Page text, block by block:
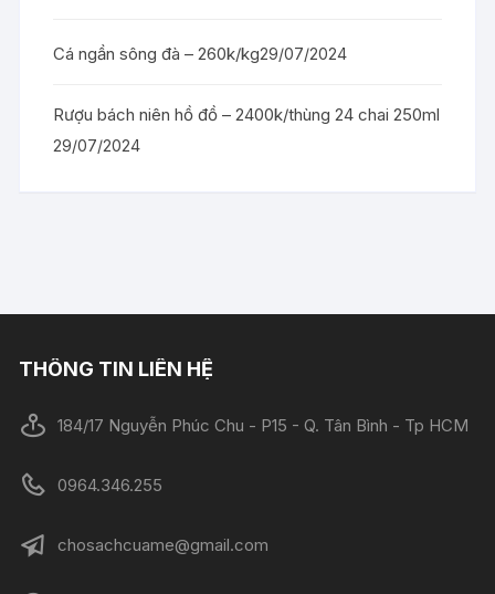
Cá ngần sông đà – 260k/kg29/07/2024
Rượu bách niên hồ đồ – 2400k/thùng 24 chai 250ml
29/07/2024
THÔNG TIN LIÊN HỆ
184/17 Nguyễn Phúc Chu - P15 - Q. Tân Bình - Tp HCM
0964.346.255
chosachcuame@gmail.com